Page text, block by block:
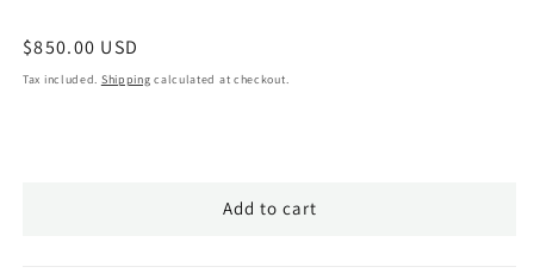
Regular
price
$850.00 USD
Tax included. Shipping calculated at checkout.
Add to cart